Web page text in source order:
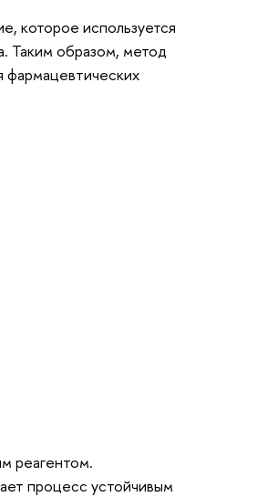
которое используется
Таким образом, метод
фармацевтических
реагентом.
процесс устойчивым